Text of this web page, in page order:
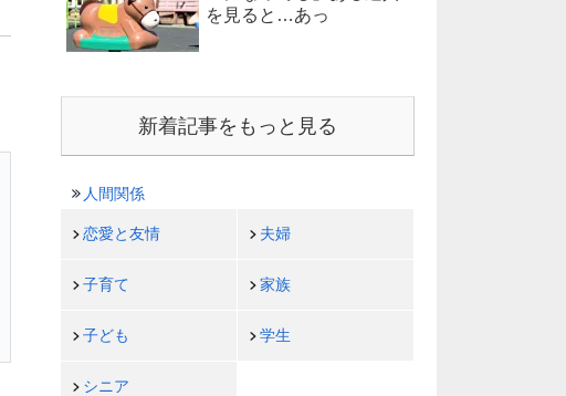
を見ると…あっ
新着記事をもっと見る
人間関係
恋愛と友情 夫婦
子育て 家族
子ども 学生
シニア